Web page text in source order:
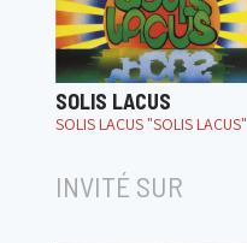
SOLIS LACUS
SOLIS LACUS "SOLIS LACUS"
INVITÉ SUR